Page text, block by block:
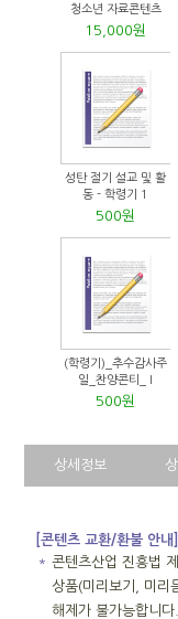
청소년 자료콘텐츠
15,000원
성탄 절기 설교 및 활
동 - 학령기 1
500원
(학령기)_추수감사주
일_찬양콘티_ I
500원
상세정보
[콘텐츠 교환/환불 안내]
＊ 콘텐츠산업 진흥법
상품(미리보기, 미리
해제가 불가능합니다.